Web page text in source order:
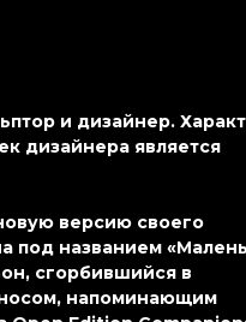
и дизайнер.
дизайнера является
версию своего
под названием
сгорбившийся в
напоминающим